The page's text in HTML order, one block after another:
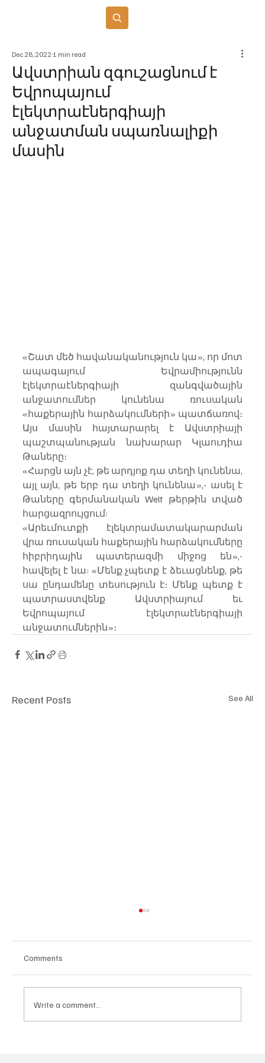
Ավստրիան զգուշացնում է
Եվրոպայում
էլեկտրաէներգիայի
անջատման սպառնալիքի
մասին
Dec 28, 2022 1 min read
«Շատ մեծ հավանականություն կա», որ մոտ
ապագայում Եվրամիությունն
էլեկտրաէներգիայի զանգվածային
անջատումներ կունենա ռուսական
«հաքերային հարձակումների» պատճառով։
Այս մասին հայտարարել է Ավստրիայի
պաշտպանության նախարար Կլաուդիա
Թաները։
«Հարցն այն չէ, թե արդյոք դա տեղի կունենա,
այլ այն, թե երբ դա տեղի կունենա»,- ասել է
Թաները գերմանական Welt թերթին տված
հարցազրույցում:
«Արեւմուտքի էլեկտրամատակարարման
վրա ռուսական հաքերային հարձակումները
հիբրիդային պատերազմի միջոց են»,-
հավելել է նա: «Մենք չպետք է ձեւացնենք, թե
սա ընդամենը տեսություն է։ Մենք պետք է
պատրաստվենք Ավստրիայում եւ
Եվրոպայում էլեկտրաէներգիայի
անջատումներին»։
Recent Posts See All
Comments
Write a comment...